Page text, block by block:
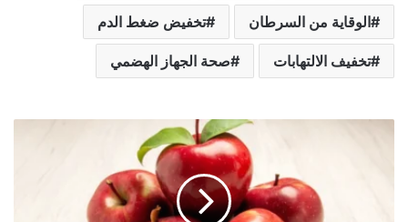
الوقاية من السرطان تخفيض ضغط الدم
تخفيف الالتهابات صحة الجهاز الهضمي